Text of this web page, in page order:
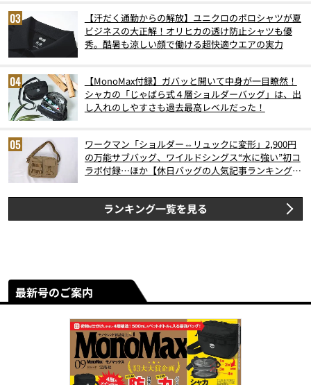
【汗だく通勤からの解放】ユニクロのポロシャツが夏
ビジネスの大正解！オリヒカの透け防止シャツも優
秀。酷暑も涼しい顔で働ける超快適ウエアの実力
【MonoMax付録】ガバッと開いて中身が一目瞭然！
シャカの「じゃばら式４層ショルダーバッグ」は、出
し入れのしやすさも過去最高レベルだった！
ワークマン「ショルダー⇔リュックに変形」2,900円
の万能サブバッグ、ワイルドシングス“水に強い”初コ
ラボ付録…ほか【休日バッグの人気記事ランキングベ
ランキング一覧を見る
最新号のご案内